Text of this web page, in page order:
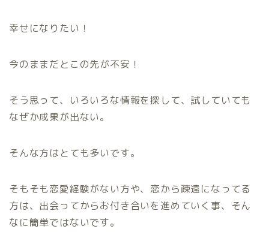
幸せになりたい！
今のままだとこの先が不安！
そう思って、いろいろな情報を探して、試していても
なぜか成果が出ない。
そんな方はとても多いです。
そもそも恋愛経験がない方や、恋から疎遠になってる
方は、出会ってからお付き合いを進めていく事、そん
なに簡単ではないです。